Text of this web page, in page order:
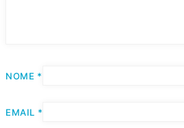
NOME *
EMAIL *